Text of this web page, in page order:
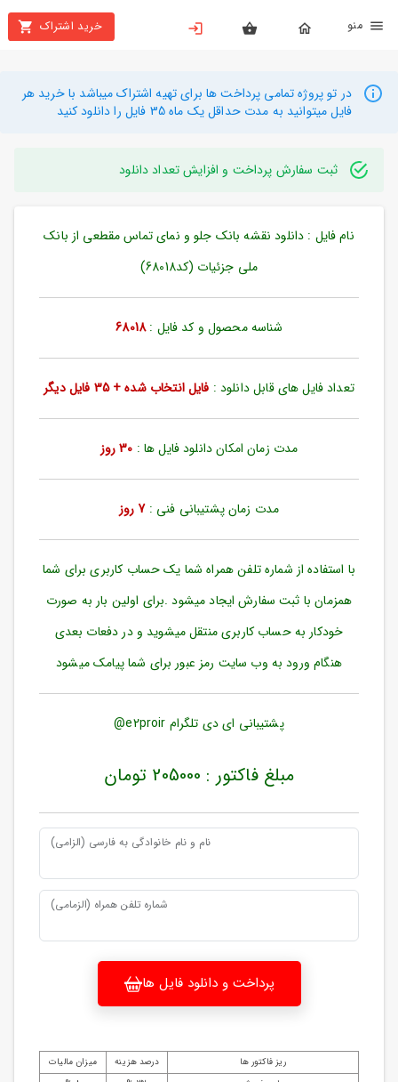
خرید اشتراک
بستن
محصولات
تهیه
راهنما
دانلود
ورود
به
بازیابی
رمز
مندی
ها
در تو پروژه تمامی پرداخت ها برای تهیه اشتراک میباشد با خرید هر
فایل میتوانید به مدت حداقل یک ماه 35 فایل را دانلود کنید
ثبت سفارش پرداخت و افزایش تعداد دانلود
نام فایل : دانلود نقشه بانک جلو و نمای تماس مقطعی از بانک
ملی جزئیات (کد68018)
شناسه محصول و کد فایل :68018
تعداد فایل های قابل دانلود : فایل انتخاب شده + 35 فایل دیگر
مدت زمان امکان دانلود فایل ها : 30 روز
مدت زمان پشتیبانی فنی :7 روز
با استفاده از شماره تلفن همراه شما یک حساب کاربری برای شما
همزمان با ثبت سفارش ایجاد میشود .برای اولین بار به صورت
خودکار به حساب کاربری منتقل میشوید و در دفعات بعدی
هنگام ورود به وب سایت رمز عبور برای شما پیامک میشود
پشتیبانی ای دی تلگرام e2proir@
مبلغ فاکتور : 205000 تومان
نام و نام خانوادگی به فارسی (الزامی)
شماره تلفن همراه (الزمامی)
پرداخت و دانلود فایل ها
ریز فاکتور ها درصد هزینه
میزان مالیات